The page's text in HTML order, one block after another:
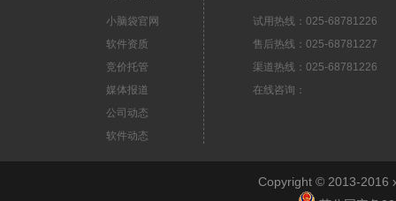
小脑袋官网
软件资质
竞价托管
媒体报道
公司动态
软件动态
试用热线：025-68781226
售后热线：025-68781227
渠道热线：025-68781226
在线咨询：
Copyright © 2013-2016